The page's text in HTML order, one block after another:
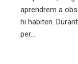
aprendrem a
hi habiten.
per…